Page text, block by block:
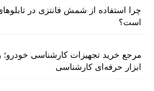
چرا استفاده از شمش فانتزی در
است؟
مرجع خرید تجهیزات کارشناسی خودرو؛
ابزار حرفه‌ای کارشناسی